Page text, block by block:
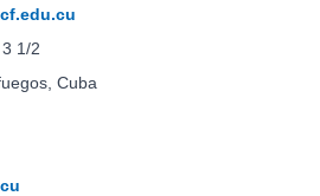
1/2
Cuba